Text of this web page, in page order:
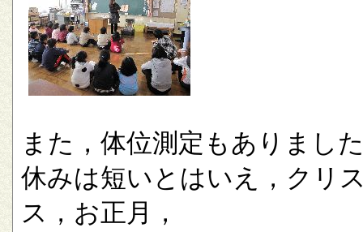
また，体位測定もありまし
休みは短いとはいえ，クリ
ス，お正月，